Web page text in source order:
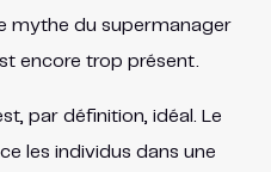
mythe du supermanager
encore trop présent.
par définition, idéal. Le
les individus dans une